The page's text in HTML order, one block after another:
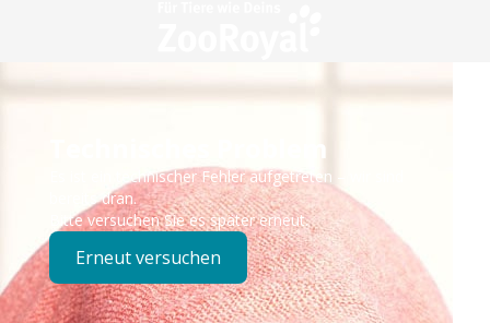
Technisches Problem
Es ist ein technischer Fehler aufgetreten – wir sind
bereits dran.
Bitte versuchen Sie es später erneut.
Erneut versuchen